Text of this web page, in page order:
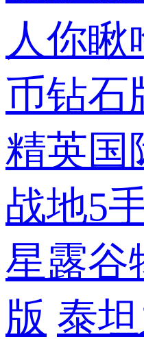
人你瞅
币钻石
精英国
战地5
星露谷
版 泰